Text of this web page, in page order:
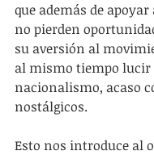
que además de
no pierden
su aversión al
al mismo tiempo lucir
nacionalismo, acaso
nostálgicos.
Esto nos introduce al